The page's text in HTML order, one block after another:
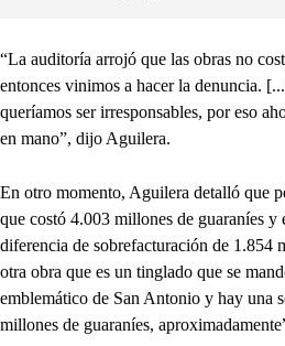
“La auditoría arrojó que las obras no
entonces vinimos a hacer la denuncia.
queríamos ser irresponsables, por eso
en mano”, dijo Aguilera.
En otro momento, Aguilera detalló que
que costó 4.003 millones de guaraníes y
diferencia de sobrefacturación de 1.854
otra obra que es un tinglado que se
emblemático de San Antonio y hay una
millones de guaraníes,